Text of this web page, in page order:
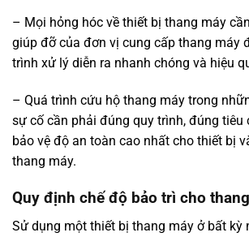
– Mọi hỏng hóc về thiết bị thang máy
giúp đỡ của đơn vị cung cấp thang máy
trình xử lý diễn ra nhanh chóng và hiệu
– Quá trình cứu hộ thang máy trong
sự cố cần phải đúng quy trình, đúng tiêu
bảo vệ độ an toàn cao nhất cho thiết bị
thang máy.
Quy định chế độ bảo trì cho
Sử dụng một thiết bị thang máy ở bất kỳ